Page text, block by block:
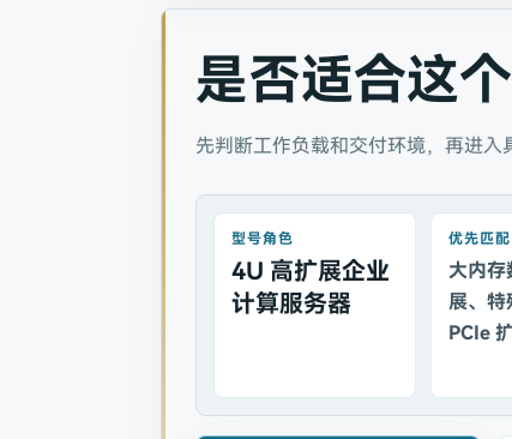
是否适合这
先判断工作负载和交付环境，再进入
型号角色
4U 高扩展企业
计算服务器
优先匹配
大内存
展、特
PCIe